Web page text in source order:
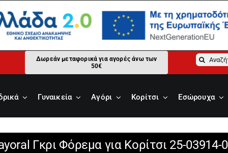
Δωρεάν μεταφορικά για αγορές άνω των
50€
Γυναικεία Αγόρι Κορίτσι Εσώρουχα
Γκρι Φόρεμα για Κορίτσι 25-03914-